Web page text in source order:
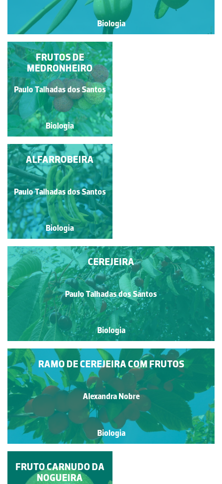
Biologia
FRUTOS DE
AZINHEIRA
Paulo Talhadas dos Santos
Biologia
FRUTOS DE
MEDRONHEIRO
Paulo Talhadas dos Santos
Biologia
FIGUEIRA-DA-ÍNDIA
OU PITEIRA
Paulo Talhadas dos Santos
Biologia
CEREJEIRA
Paulo Talhadas dos Santos
Biologia
ALFARROBEIRA
Paulo Talhadas dos Santos
Biologia
RAMO DE CEREJEIRA COM FRUTOS
Alexandra Nobre
Biologia
MAÇÃS REINETA
FRUTO CARNUDO DA
NOGUEIRA